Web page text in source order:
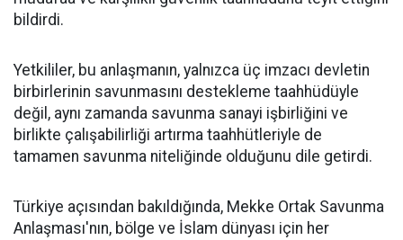
bildirdi.
Yetkililer, bu anlaşmanın, yalnızca üç imzacı devletin
birbirlerinin savunmasını destekleme taahhüdüyle
değil, aynı zamanda savunma sanayi işbirliğini ve
birlikte çalışabilirliği artırma taahhütleriyle de
tamamen savunma niteliğinde olduğunu dile getirdi.
Türkiye açısından bakıldığında, Mekke Ortak Savunma
Anlaşması'nın, bölge ve İslam dünyası için her